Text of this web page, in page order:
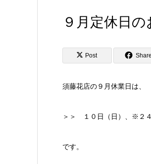
９月定休日
Post Share
須藤花店の９月休業日は、
＞＞ １０日（日）、※２
です。